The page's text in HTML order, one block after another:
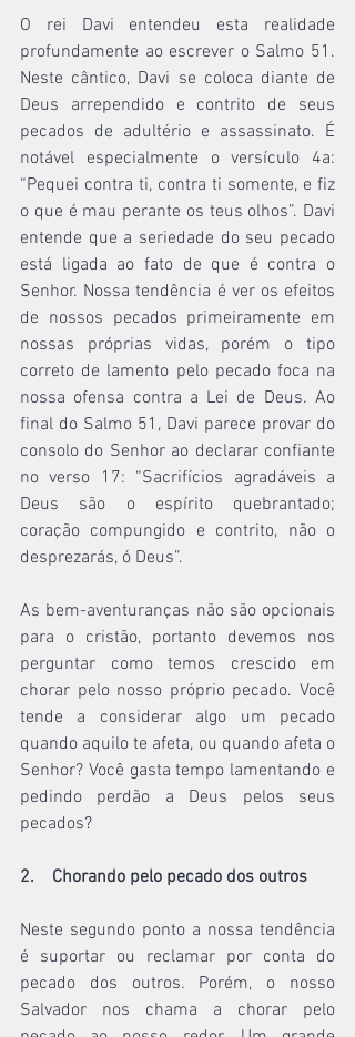
O rei Davi entendeu esta realidade
profundamente ao escrever o Salmo 51.
Neste cântico, Davi se coloca diante de
Deus arrependido e contrito de seus
pecados de adultério e assassinato. É
notável especialmente o versículo 4a:
“Pequei contra ti, contra ti somente, e fiz
o que é mau perante os teus olhos”. Davi
entende que a seriedade do seu pecado
está ligada ao fato de que é contra o
Senhor. Nossa tendência é ver os efeitos
de nossos pecados primeiramente em
nossas próprias vidas, porém o tipo
correto de lamento pelo pecado foca na
nossa ofensa contra a Lei de Deus. Ao
final do Salmo 51, Davi parece provar do
consolo do Senhor ao declarar confiante
no verso 17: “Sacrifícios agradáveis a
Deus são o espírito quebrantado;
coração compungido e contrito, não o
desprezarás, ó Deus”.
As bem-aventuranças não são opcionais
para o cristão, portanto devemos nos
perguntar como temos crescido em
chorar pelo nosso próprio pecado. Você
tende a considerar algo um pecado
quando aquilo te afeta, ou quando afeta o
Senhor? Você gasta tempo lamentando e
pedindo perdão a Deus pelos seus
pecados?
2.    Chorando pelo pecado dos outros
Neste segundo ponto a nossa tendência
é suportar ou reclamar por conta do
pecado dos outros. Porém, o nosso
Salvador nos chama a chorar pelo